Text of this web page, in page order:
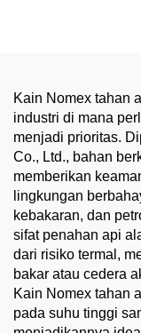
Kain Nomex tahan
industri di mana
menjadi prioritas.
Co., Ltd., bahan
memberikan
lingkungan
kebakaran, dan
sifat penahan api
dari risiko termal,
bakar atau cedera
Kain Nomex tahan
pada suhu tinggi